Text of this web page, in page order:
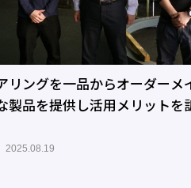
リングを一品からオーダー
製品を提供し活用メリット
2025.08.19